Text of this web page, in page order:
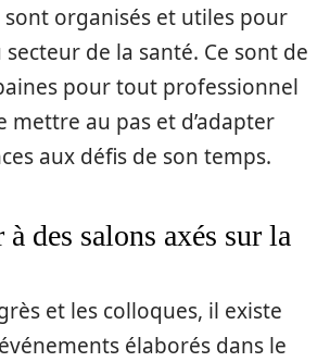
sont organisés et utiles pour
de la santé. Ce sont de
pour tout professionnel
mettre au pas et d’adapter
aux défis de son temps.
des salons axés sur la
et les colloques, il existe
élaborés dans le